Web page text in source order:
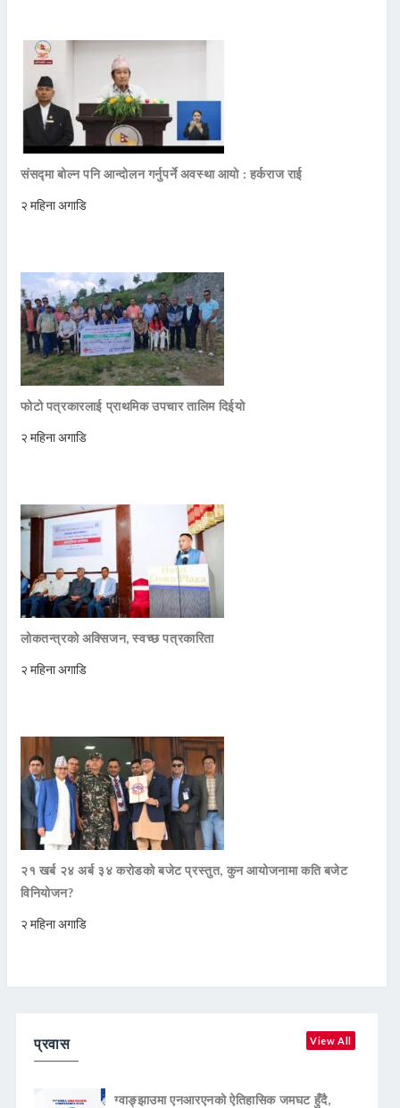
संसद्मा बोल्न पनि आन्दोलन गर्नुपर्ने अवस्था आयो : हर्कराज राई
२ महिना अगाडि
फोटो पत्रकारलाई प्राथमिक उपचार तालिम दिईयो
२ महिना अगाडि
लोकतन्त्रको अक्सिजन, स्वच्छ पत्रकारिता
२ महिना अगाडि
२१ खर्ब २४ अर्ब ३४ करोडको बजेट प्रस्तुत, कुन आयोजनामा कति बजेट
विनियोजन?
२ महिना अगाडि
प्रवास View All
ग्वाङ्झाउमा एनआरएनको ऐतिहासिक जमघट हुँदै,